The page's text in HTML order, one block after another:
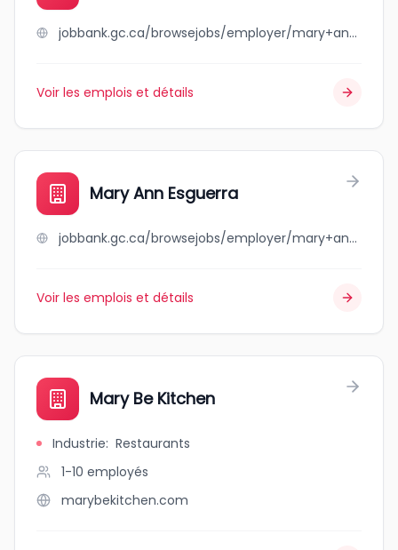
jobbank.gc.ca/browsejobs/employer/mary+ann+casem/ca
Voir les emplois et détails
Mary Ann Esguerra
jobbank.gc.ca/browsejobs/employer/mary+ann+esguerra/ca
Voir les emplois et détails
Mary Be Kitchen
Industrie: Restaurants
1-10 employés
marybekitchen.com